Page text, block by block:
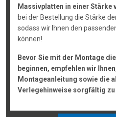
Massivplatten in einer Stärke
bei der Bestellung die Stärke
sodass wir Ihnen den
können!
Bevor Sie mit der Montage
beginnen, empfehlen wir
Montageanleitung sowie die
Verlegehinweise sorgfältig zu